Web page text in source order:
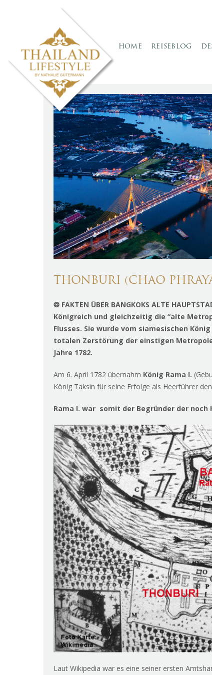
HOME REISEBLOG
THONBURI (CHAO
❂ FAKTEN ÜBER BANGKOKS ALTE
Königreich und gleichzeitig die “alte
Flusses. Sie wurde vom siamesischen
totalen Zerstörung der einstigen
Jahre 1782.
Am 6. April 1782 übernahm König Rama I.
König Taksin für seine Erfolge als Heerführer
Rama I. war somit der Begründer der noch
Laut Wikipedia war es eine seiner ersten